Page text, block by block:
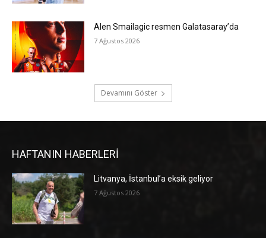
Alen Smailagic resmen Galatasaray’da
7 Ağustos 2026
Devamını Göster
HAFTANIN HABERLERİ
Litvanya, İstanbul’a eksik geliyor
7 Ağustos 2026